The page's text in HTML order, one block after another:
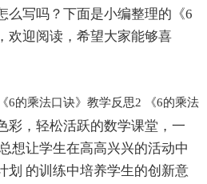
么写吗？下面是小编整理的《6
欢迎阅读，希望大家能够喜
彩，轻松活跃的数学课堂，一
想让学生在高高兴兴的活动中
划 的训练中培养学生的创新意
《6的乘法口诀》教学反思2 《6的乘法